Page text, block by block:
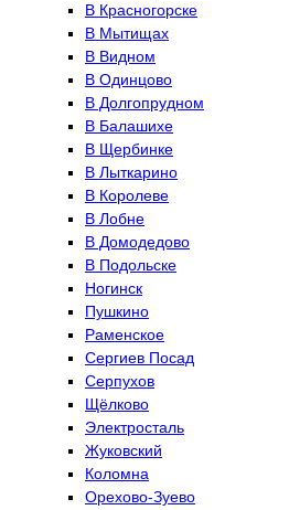
В Красногорске
В Мытищах
В Видном
В Одинцово
В Долгопрудном
В Балашихе
В Щербинке
В Лыткарино
В Королеве
В Лобне
В Домодедово
В Подольске
Ногинск
Пушкино
Раменское
Сергиев Посад
Серпухов
Щёлково
Электросталь
Жуковский
Коломна
Орехово-Зуево